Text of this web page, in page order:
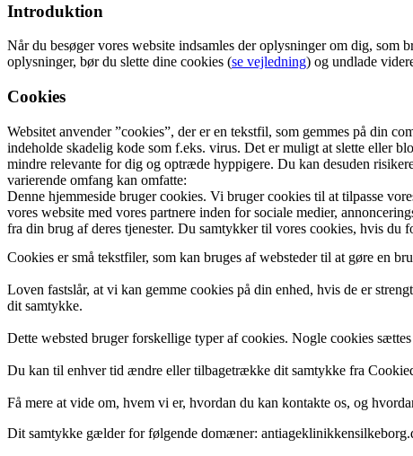
Introduktion
Når du besøger vores website indsamles der oplysninger om dig, som
oplysninger, bør du slette dine cookies (se vejledning) og undlade
Cookies
Websitet anvender ”cookies”, der er en tekstfil, som gemmes på din
indeholde skadelig kode som f.eks. virus. Det er muligt at slette eller
mindre relevante for dig og optræde hyppigere. Du kan desuden
varierende omfang kan omfatte:
Denne hjemmeside bruger cookies. Vi bruger cookies til at tilpasse
vores website med vores partnere inden for sociale medier,
fra din brug af deres tjenester. Du samtykker til vores cookies, hvis du
Cookies er små tekstfiler, som kan bruges af websteder til at gøre en
Loven fastslår, at vi kan gemme cookies på din enhed, hvis de er
dit samtykke.
Dette websted bruger forskellige typer af cookies. Nogle cookies sættes
Du kan til enhver tid ændre eller tilbagetrække dit samtykke fra
Få mere at vide om, hvem vi er, hvordan du kan kontakte os, og
Dit samtykke gælder for følgende domæner: